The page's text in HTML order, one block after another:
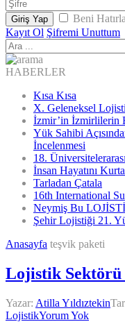
Giriş Yap
Beni Hatırla
Kayıt Ol Şifremi Unuttum
HABERLER
Kısa Kısa
X. Geleneksel
İzmir’in İzmirlilerin
Yük Sahibi
İncelenmesi
18.
İnsan Hayatını
Tarladan Çatala
16th International
Neymiş Bu
Şehir Lojistiği 21.
Anasayfa teşvik paketi
Lojistik Sektörü
Yazar: Atilla Yıldıztekin
LojistikYorum Yok